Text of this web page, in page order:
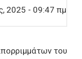
2025 - 09:47 πμ
του